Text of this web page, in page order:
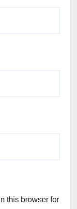
this browser for